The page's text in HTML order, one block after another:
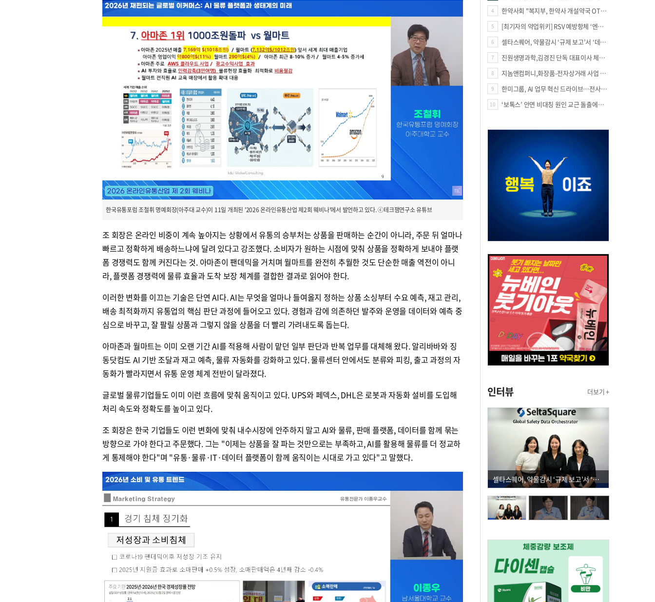
한국유통포럼 조철휘 명예회장(아주대 교수)이 11일 개최된 '2026 온라인유통산업 제2회 웨비나'에서 발언하고 있다. ⓒ테크잼연구소 유튜브
조 회장은 온라인 비중이 계속 높아지는 상황에서 유통의 승부처는 상품을 판매하는 순간이 아니라, 주문 뒤 얼마나
빠르고 정확하게 배송하느냐에 달려 있다고 강조했다. 소비자가 원하는 시점에 맞춰 상품을 정확하게 보내야 플랫
폼 경쟁력도 함께 커진다는 것. 아마존이 팬데믹을 거치며 월마트를 완전히 추월한 것도 단순한 매출 역전이 아니
라, 플랫폼 경쟁력에 물류 효율과 도착 보장 체계를 결합한 결과로 읽어야 한다.
이러한 변화를 이끄는 기술은 단연 AI다. AI는 무엇을 얼마나 들여올지 정하는 상품 소싱부터 수요 예측, 재고 관리,
배송 최적화까지 유통업의 핵심 판단 과정에 들어오고 있다. 경험과 감에 의존하던 발주와 운영을 데이터와 예측 중
심으로 바꾸고, 잘 팔릴 상품과 그렇지 않을 상품을 더 빨리 가려내도록 돕는다.
아마존과 월마트는 이미 오랜 기간 AI를 적용해 사람이 맡던 일부 판단과 반복 업무를 대체해 왔다. 알리바바와 징
동닷컴도 AI 기반 조달과 재고 예측, 물류 자동화를 강화하고 있다. 물류센터 안에서도 분류와 피킹, 출고 과정의 자
동화가 빨라지면서 유통 운영 체계 전반이 달라졌다.
글로벌 물류기업들도 이미 이런 흐름에 맞춰 움직이고 있다. UPS와 페덱스, DHL은 로봇과 자동화 설비를 도입해
처리 속도와 정확도를 높이고 있다.
조 회장은 한국 기업들도 이런 변화에 맞춰 내수시장에 안주하지 말고 AI와 물류, 판매 플랫폼, 데이터를 함께 묶는
방향으로 가야 한다고 주문했다. 그는 "이제는 상품을 잘 파는 것만으로는 부족하고, AI를 활용해 물류를 더 정교하
게 통제해야 한다"며 "유통·물류·IT·데이터 플랫폼이 함께 움직이는 시대로 가고 있다"고 말했다.
4 한약사회 "복지부, 한약사 개설약국 OTC 공급 방해 더는 방관 말아야"
5 [최기자의 약업위키] RSV 예방항체 ‘엔플론시아’
6 셀타스퀘어, 약물감시 ‘규제 보고’서 ‘데이터 의사결정’으로 "PVX 전환 요구 커진다"
7 진원생명과학,김경진 단독 대표이사 체제 돌입
8 지놈앤컴퍼니,화장품-전자상거래 사업 진출
9 한미그룹, AI 업무 혁신 드라이브…전사적 AI 활용 문화 구축
10 ‘보톡스’ 안면 비대칭 원인 교근 돌출에도 사용?
인터뷰 더보기 +
셀타스퀘어, 약물감시 ‘규제 보고’서 ‘데이터 의사결정’으로 "PVX 전환 요구 커진다"